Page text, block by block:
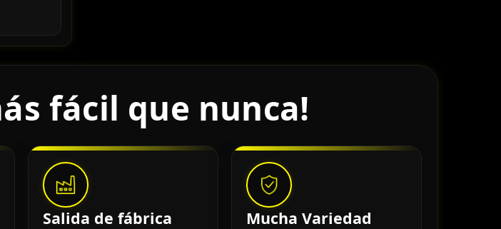
fácil que nunca!
Salida de fábrica Mucha Variedad